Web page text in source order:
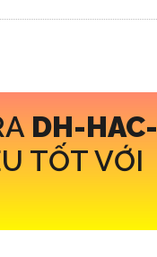
DH-HAC-
TỐT VỚI